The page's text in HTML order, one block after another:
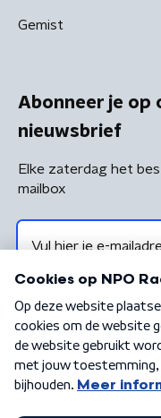
Gemist
Abonneer je op
nieuwsbrief
Elke zaterdag het
mailbox
Algemene